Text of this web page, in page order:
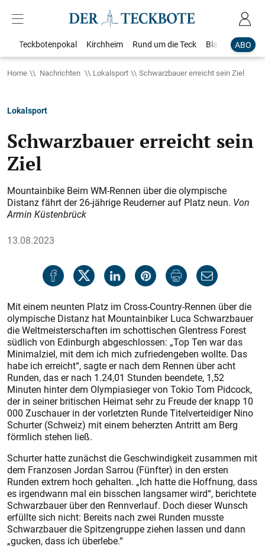
ABO
Teckbotenpokal Kirchheim Rund um die Teck Blaulicht
Home Nachrichten Lokalsport Schwarzbauer erreicht sein Ziel
Lokalsport
Schwarzbauer erreicht sein
Ziel
Mountainbike Beim WM-Rennen über die olympische
Distanz fährt der 26-jährige Reuderner auf Platz neun. Von
Armin Küstenbrück
13.08.2023
Mit einem neunten Platz im Cross-Country-Rennen über die
olympische Distanz hat Mountainbiker Luca Schwarzbauer
die Weltmeisterschaften im schottischen Glentress Forest
südlich von Edinburgh abgeschlossen: „Top Ten war das
Minimalziel, mit dem ich mich zufriedengeben wollte. Das
habe ich erreicht“, sagte er nach dem Rennen über acht
Runden, das er nach 1.24,01 Stunden beendete, 1,52
Minuten hinter dem Olympiasieger von Tokio Tom Pidcock,
der in seiner britischen Heimat sehr zu Freude der knapp 10
000 Zuschauer in der vorletzten Runde Titelverteidiger Nino
Schurter (Schweiz) mit einem beherzten Antritt am Berg
förmlich stehen ließ.
Schurter hatte zunächst die Geschwindigkeit zusammen mit
dem Franzosen Jordan Sarrou (Fünfter) in den ersten
Runden extrem hoch gehalten. „Ich hatte die Hoffnung, dass
es irgendwann mal ein bisschen langsamer wird“, berichtete
Schwarzbauer über den Rennverlauf. Doch dieser Wunsch
erfüllte sich nicht: Bereits nach zwei Runden musste
Schwarzbauer die Spitzengruppe ziehen lassen und dann
„gucken, dass ich überlebe.“